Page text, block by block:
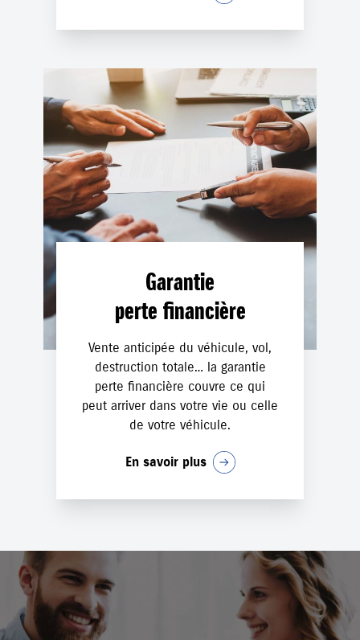
Garantie
perte financière
Vente anticipée du véhicule, vol,
destruction totale… la garantie
perte financière couvre ce qui
peut arriver dans votre vie ou celle
de votre véhicule.
En savoir plus